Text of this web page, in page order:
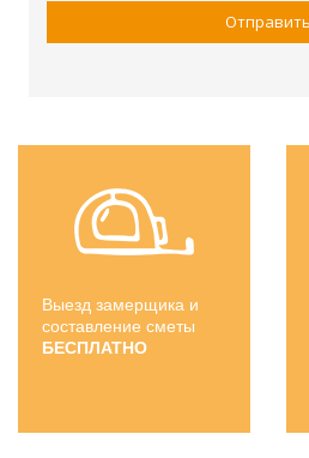
Выезд замерщика и
составление сметы
БЕСПЛАТНО